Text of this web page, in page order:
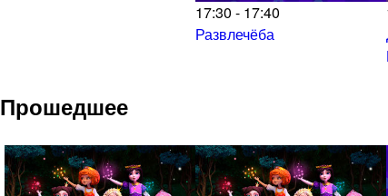
17:30 - 17:40
Развлечёба
Прошедшее